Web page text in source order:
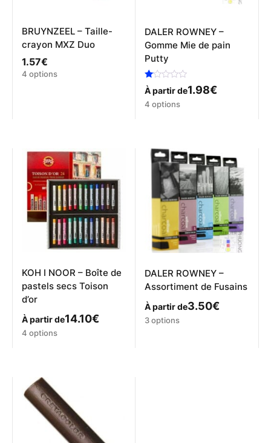
BRUYNZEEL – Taille-
crayon MXZ Duo
1.57€
Ce
peuvent
être
choisies
sur
la
page
produit
4 options
DALER ROWNEY –
Gomme Mie de pain
Putty
Note
1.00
sur
5
À partir de1.98€
Ce
variations.
Les
options
peuvent
être
choisies
sur
la
page
produit
4 options
KOH I NOOR – Boîte de
pastels secs Toison
d’or
À partir de14.10€
Ce
variations.
Les
options
peuvent
4 options
DALER ROWNEY –
Assortiment de Fusains
À partir de3.50€
Ce
3 options